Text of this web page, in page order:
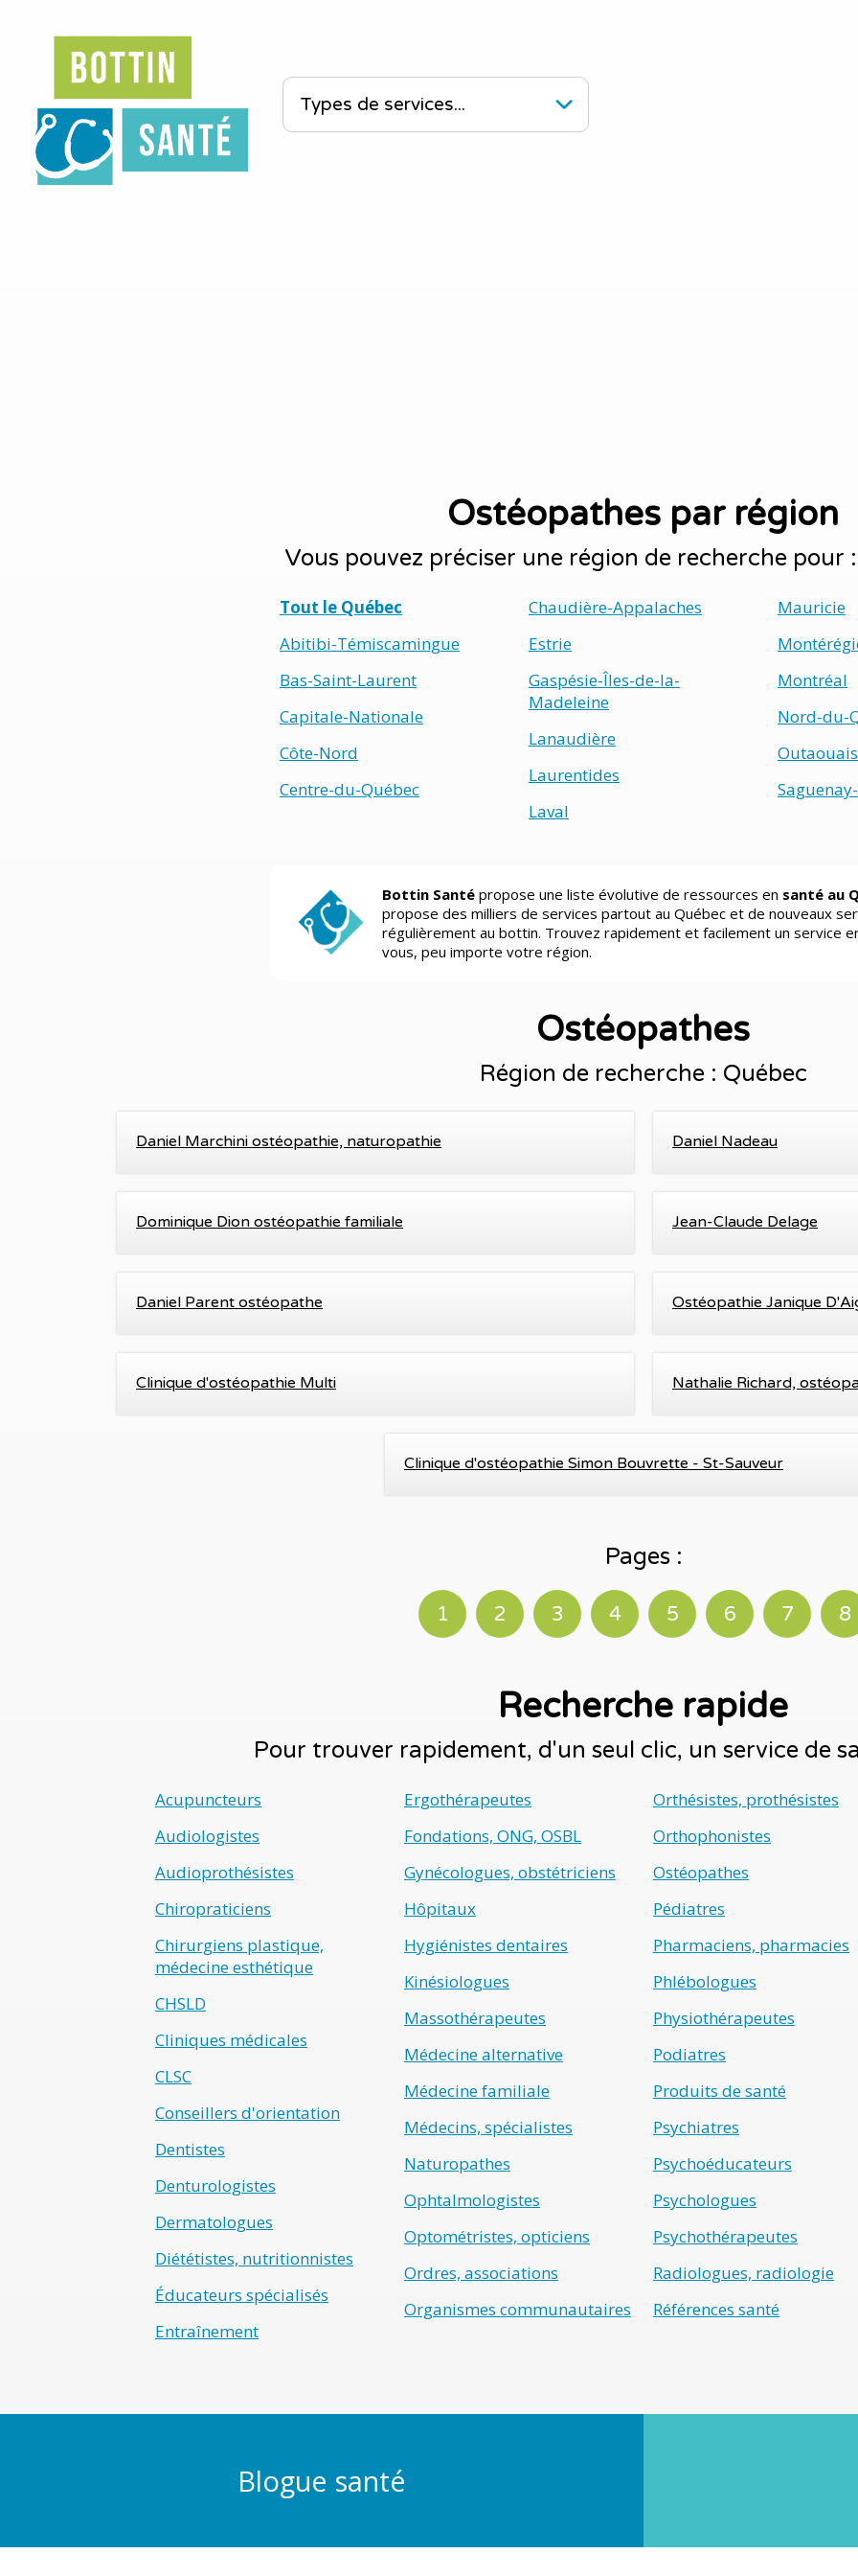
Ostéopathes par région
Vous pouvez préciser une région de recherche pour
Tout le Québec
Abitibi-Témiscamingue
Bas-Saint-Laurent
Capitale-Nationale
Côte-Nord
Centre-du-Québec
Chaudière-Appalaches
Estrie
Gaspésie-Îles-de-la-
Madeleine
Lanaudière
Laurentides
Laval
Mauricie
Montréal
Nord-du-
Outaouais
Bottin Santé propose une liste évolutive de ressources en santé au
propose des milliers de services partout au Québec et de nouveaux
régulièrement au bottin. Trouvez rapidement et facilement un service
vous, peu importe votre région.
Ostéopathes
Région de recherche : Québec
Daniel Marchini ostéopathie, naturopathie Daniel Nadeau
Dominique Dion ostéopathie familiale Jean-Claude Delage
Daniel Parent ostéopathe Ostéopathie Janique
Clinique d'ostéopathie Multi Nathalie Richard,
Clinique d'ostéopathie Simon Bouvrette - St-Sauveur
Pages :
1 2 3 4 5 6 7 8
Recherche rapide
Pour trouver rapidement, d'un seul clic, un service de
Acupuncteurs
Audiologistes
Audioprothésistes
Chiropraticiens
Chirurgiens plastique,
médecine esthétique
CHSLD
Cliniques médicales
CLSC
Conseillers d'orientation
Dentistes
Denturologistes
Dermatologues
Diététistes, nutritionnistes
Éducateurs spécialisés
Entraînement
Ergothérapeutes
Fondations, ONG, OSBL
Gynécologues, obstétriciens
Hôpitaux
Hygiénistes dentaires
Kinésiologues
Massothérapeutes
Médecine alternative
Médecine familiale
Médecins, spécialistes
Naturopathes
Ophtalmologistes
Optométristes, opticiens
Ordres, associations
Organismes communautaires
Orthésistes, prothésistes
Orthophonistes
Ostéopathes
Pédiatres
Pharmaciens, pharmacies
Phlébologues
Physiothérapeutes
Podiatres
Produits de santé
Psychiatres
Psychoéducateurs
Psychologues
Psychothérapeutes
Radiologues, radiologie
Références santé
Blogue santé